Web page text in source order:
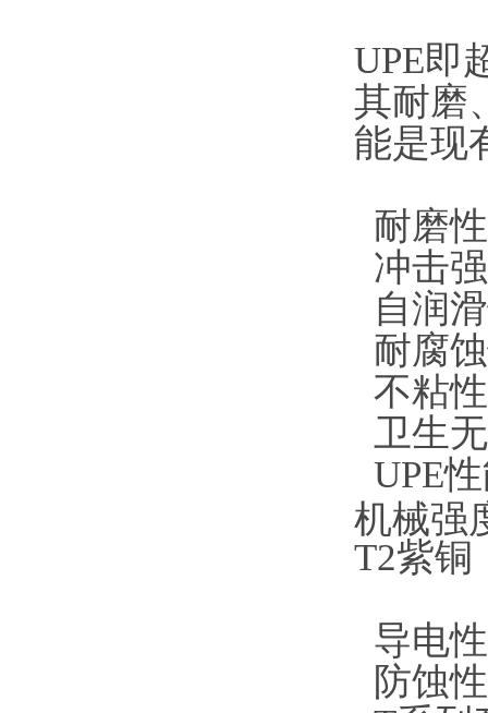
UPE即
其耐磨
能是现
耐磨
冲击
自润
耐腐
不粘
卫生
UPE
机械强
T2紫铜
导电
防蚀